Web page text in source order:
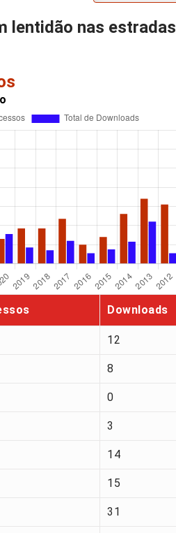
lentidão nas estradas
Downloads
12
8
0
3
14
15
31